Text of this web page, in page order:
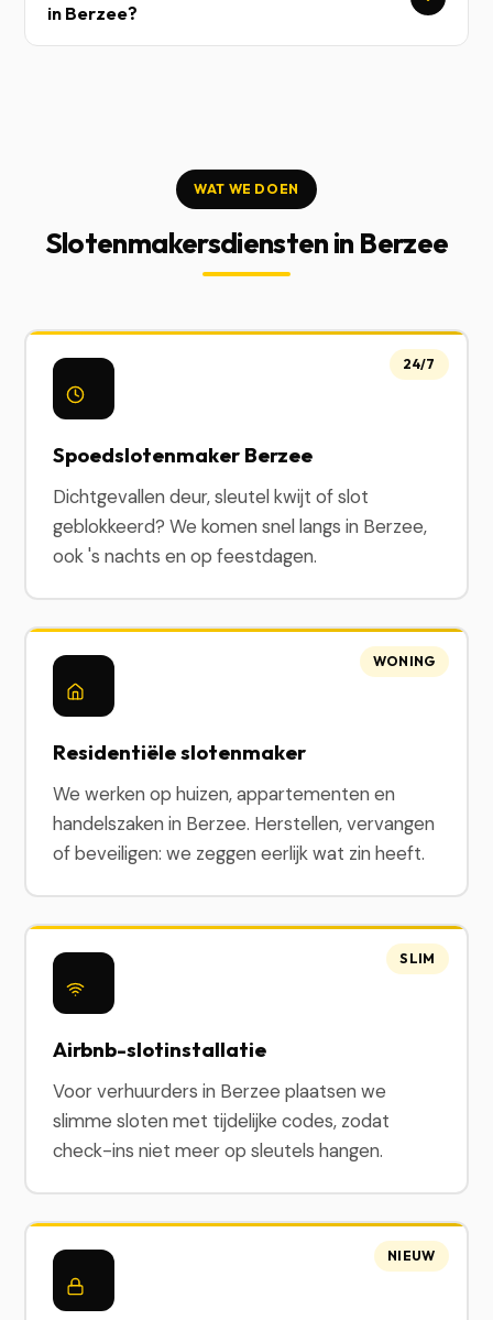
in Berzee?
WAT WE DOEN
Slotenmakersdiensten in Berzee
Spoedslotenmaker Berzee
Dichtgevallen deur, sleutel kwijt of slot
geblokkeerd? We komen snel langs in Berzee,
ook 's nachts en op feestdagen.
24/7
Residentiële slotenmaker
We werken op huizen, appartementen en
handelszaken in Berzee. Herstellen, vervangen
of beveiligen: we zeggen eerlijk wat zin heeft.
WONING
Airbnb-slotinstallatie
Voor verhuurders in Berzee plaatsen we
slimme sloten met tijdelijke codes, zodat
check-ins niet meer op sleutels hangen.
SLIM
NIEUW